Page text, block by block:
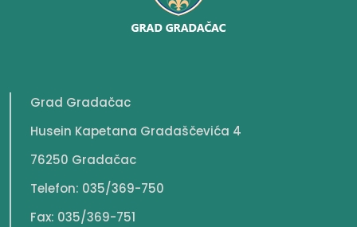
Grad Gradačac
Husein Kapetana Gradaščevića 4
76250 Gradačac
Telefon: 035/369-750
Fax: 035/369-751